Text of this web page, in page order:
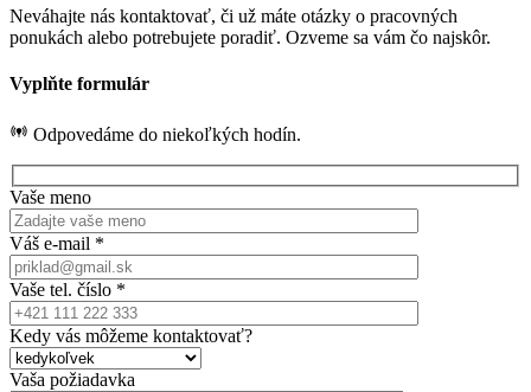
Neváhajte nás kontaktovať, či už máte otázky o pracovných
ponukách alebo potrebujete poradiť. Ozveme sa vám čo najskôr.
Vyplňte formulár
Odpovedáme do niekoľkých hodín.
Vaše meno
Váš e-mail *
Vaše tel. číslo *
Kedy vás môžeme kontaktovať?
Vaša požiadavka